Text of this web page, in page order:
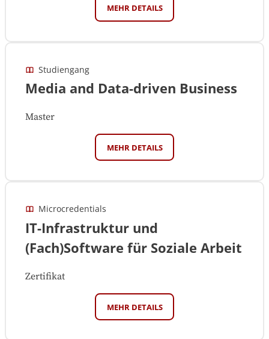
MEHR DETAILS
Studiengang
Media and Data-driven Business
Master
MEHR DETAILS
Microcredentials
IT-Infrastruktur und
(Fach)Software für Soziale Arbeit
Zertifikat
MEHR DETAILS